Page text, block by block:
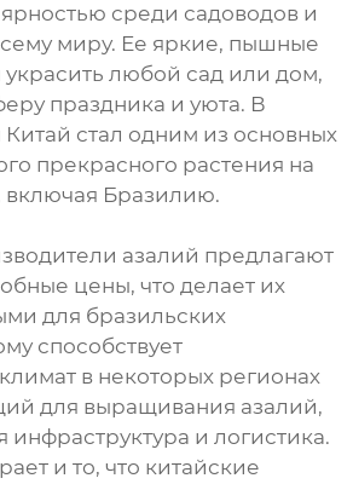
среди садоводов и
миру. Ее яркие, пышные
любой сад или дом,
праздника и уюта. В
стал одним из основных
прекрасного растения на
Бразилию.
азалий предлагают
цены, что делает их
для бразильских
способствует
в некоторых регионах
для выращивания азалий,
инфраструктура и логистика.
и то, что китайские